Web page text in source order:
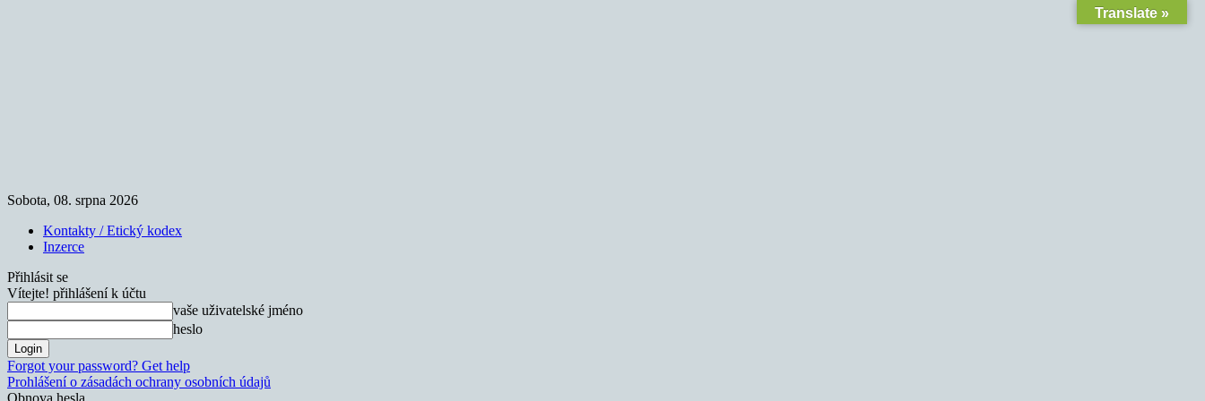
Sobota, 08. srpna 2026
Kontakty / Etický kodex
Inzerce
Přihlásit se
Vítejte! přihlášení k účtu
vaše uživatelské jméno
heslo
Forgot your password? Get help
Prohlášení o zásadách ochrany osobních údajů
Obnova hesla
Translate »